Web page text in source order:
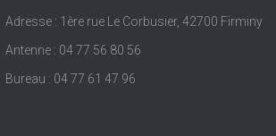
Adresse : 1ère rue Le Corbusier, 42700 Firminy
Antenne : 04 77 56 80 56
Bureau : 04 77 61 47 96